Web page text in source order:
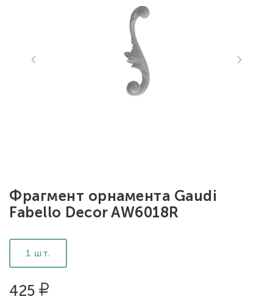
Итого к оплате
Фрагмент орнамента Gaudi
Fabello Decor AW6018R
1 шт.
425